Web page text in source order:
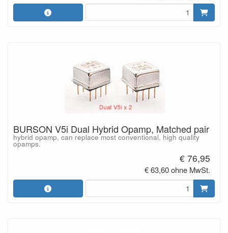
BURSON V5i Dual Hybrid Opamp, Matched pair
hybrid opamp, can replace most conventional, high quality
opamps.
€ 76,95
€ 63,60 ohne MwSt.